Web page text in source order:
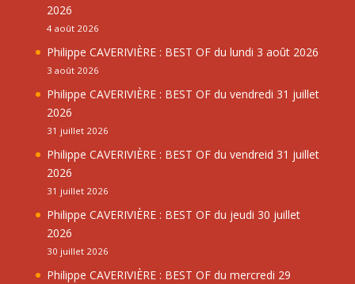
2026
4 août 2026
Philippe CAVERIVIÈRE : BEST OF du lundi 3 août 2026
3 août 2026
Philippe CAVERIVIÈRE : BEST OF du vendredi 31 juillet
2026
31 juillet 2026
Philippe CAVERIVIÈRE : BEST OF du vendreid 31 juillet
2026
31 juillet 2026
Philippe CAVERIVIÈRE : BEST OF du jeudi 30 juillet
2026
30 juillet 2026
Philippe CAVERIVIÈRE : BEST OF du mercredi 29